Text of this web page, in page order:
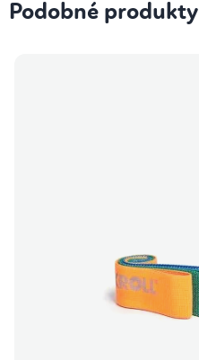
Podobné produkty